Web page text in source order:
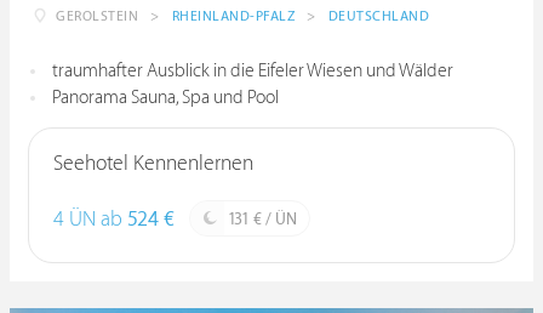
GEROLSTEIN > RHEINLAND-PFALZ > DEUTSCHLAND
traumhafter Ausblick in die Eifeler Wiesen und Wälder
Panorama Sauna, Spa und Pool
Seehotel Kennenlernen
4 ÜN ab 524 € 131 € / ÜN